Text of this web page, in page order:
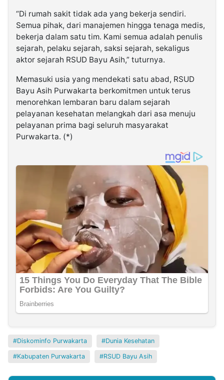
“Di rumah sakit tidak ada yang bekerja sendiri.
Semua pihak, dari manajemen hingga tenaga medis,
bekerja dalam satu tim. Kami semua adalah penulis
sejarah, pelaku sejarah, saksi sejarah, sekaligus
aktor sejarah RSUD Bayu Asih,” tuturnya.
Memasuki usia yang mendekati satu abad, RSUD
Bayu Asih Purwakarta berkomitmen untuk terus
menorehkan lembaran baru dalam sejarah
pelayanan kesehatan melangkah dari asa menuju
pelayanan prima bagi seluruh masyarakat
Purwakarta. (*)
Diskominfo Purwakarta Dunia Kesehatan
Kabupaten Purwakarta RSUD Bayu Asih